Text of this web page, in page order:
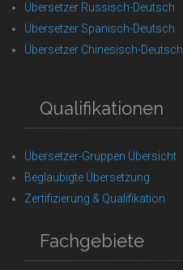
Übersetzer Russisch-Deutsch
Übersetzer Spanisch-Deutsch
Übersetzer Chinesisch-Deutsch
Qualifikationen
Übersetzer-Gruppen Übersicht
Beglaubigte Übersetzung
Zertifizierung & Qualifikation
Fachgebiete